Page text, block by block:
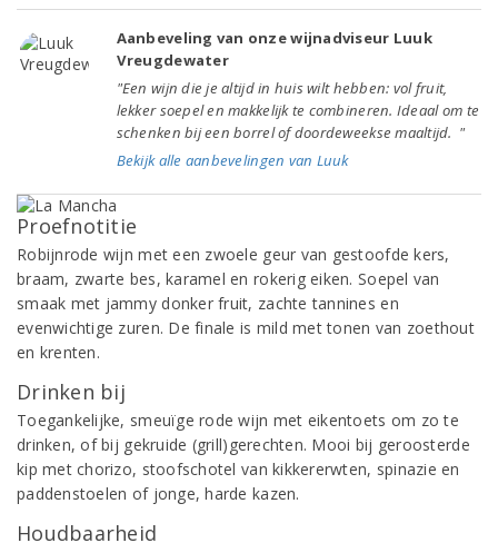
Aanbeveling van onze wijnadviseur Luuk
Vreugdewater
"Een wijn die je altijd in huis wilt hebben: vol fruit,
lekker soepel en makkelijk te combineren. Ideaal om te
schenken bij een borrel of doordeweekse maaltijd. "
Bekijk alle aanbevelingen van Luuk
Proefnotitie
Robijnrode wijn met een zwoele geur van gestoofde kers,
braam, zwarte bes, karamel en rokerig eiken. Soepel van
smaak met jammy donker fruit, zachte tannines en
evenwichtige zuren. De finale is mild met tonen van zoethout
en krenten.
Drinken bij
Toegankelijke, smeuïge rode wijn met eikentoets om zo te
drinken, of bij gekruide (grill)gerechten. Mooi bij geroosterde
kip met chorizo, stoofschotel van kikkererwten, spinazie en
paddenstoelen of jonge, harde kazen.
Houdbaarheid